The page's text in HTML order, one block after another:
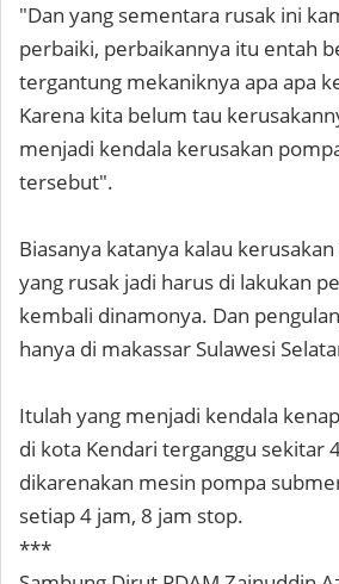
"Dan yang sementara rusak ini
perbaiki, perbaikannya itu entah
tergantung mekaniknya apa apa
Karena kita belum tau
menjadi kendala kerusakan
tersebut".
Biasanya katanya kalau
yang rusak jadi harus di lakukan
kembali dinamonya. Dan
hanya di makassar Sulawesi
Itulah yang menjadi kendala
di kota Kendari terganggu sekitar
dikarenakan mesin pompa
setiap 4 jam, 8 jam stop.
***